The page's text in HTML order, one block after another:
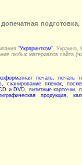
"Укрпринтком", Украина,
любых материалов сайта
печать,
печать
, сканирование пленок,
и DVD, визитные карточки,
продукция,